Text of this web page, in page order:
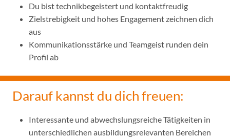
Du bist technikbegeistert und kontaktfreudig
Zielstrebigkeit und hohes Engagement zeichnen dich
aus
Kommunikationsstärke und Teamgeist runden dein
Profil ab
Darauf kannst du dich freuen:
Interessante und abwechslungsreiche Tätigkeiten in
unterschiedlichen ausbildungsrelevanten Bereichen